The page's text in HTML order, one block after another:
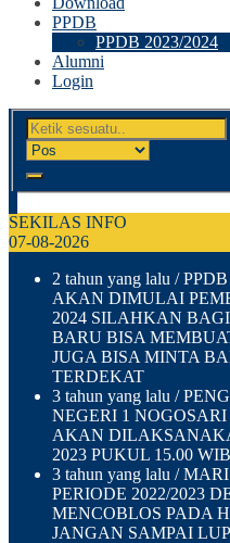
PPDB
PPDB 2023/2024
Alumni
Login
SEKILAS INFO
07-08-2026
2 tahun yang lalu /
AKAN DIMULAI
2024 SILAHKAN
BARU BISA
JUGA BISA MINTA
TERDEKAT
3 tahun yang lalu /
NEGERI 1
AKAN
2023 PUKUL 15.00 WIB
3 tahun yang lalu /
PERIODE 2022/2023
MENCOBLOS PADA
JANGAN SAMPAI